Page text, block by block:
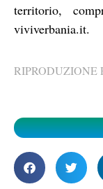
territorio,
viviverbania.it.